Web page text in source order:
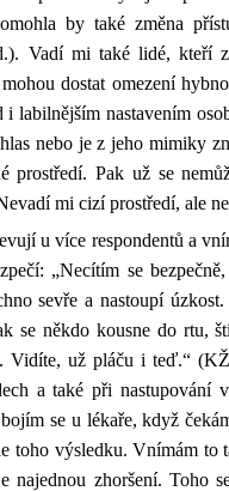
by také změna
Vadí mi také lidé, kteří
dostat omezení
labilnějším nastavením
nebo je z jeho mimiky
prostředí. Pak už se
mi cizí prostředí, ale
u více respondentů a
„Necítím se
sevře a nastoupí
se někdo kousne do rtu,
Vidíte, už pláču i teď.“
a také při nastupování
se u lékaře, když
toho výsledku. Vnímám
najednou zhoršení. Toho